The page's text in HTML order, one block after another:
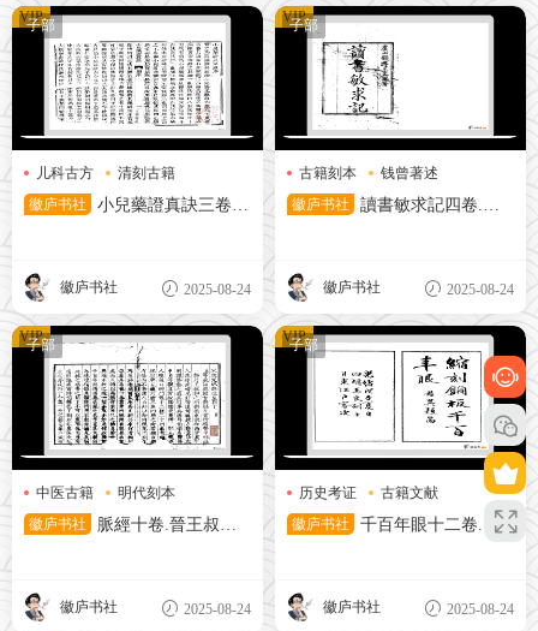
子部
儿科古方
清刻古籍
钱乙医书
徽庐书社
小兒藥證真訣三卷.
徽庐书社 2025-08-24
VIP 子部
古籍刻本
钱曾著述
雍正刻书
徽庐书社
讀書敏求記四卷.清
徽庐书社 2025-08-24
VIP
子部
中医古籍
明代刻本
脉学研究
徽庐书社
脈經十卷.晉王叔和
徽庐书社 2025-08-24
VIP 子部
历史考证
古籍文献
明清刻本
徽庐书社
千百年眼十二卷.明
學.李軫.譚元春.方弘緒.石萬程.
夏楷.清光緒刻本
徽庐书社 2025-08-24
VIP